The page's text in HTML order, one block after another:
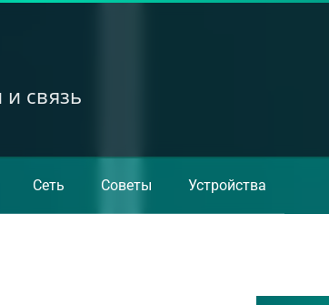
связь
Сеть Советы Устройства